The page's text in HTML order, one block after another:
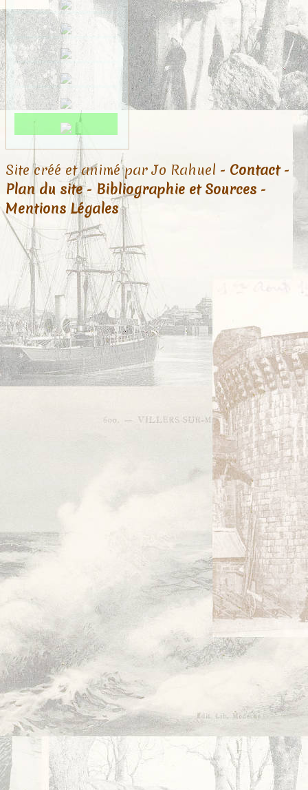
Site créé et animé par Jo Rahuel - Contact-
Plan du site- Bibliographie et Sources -
Mentions Légales